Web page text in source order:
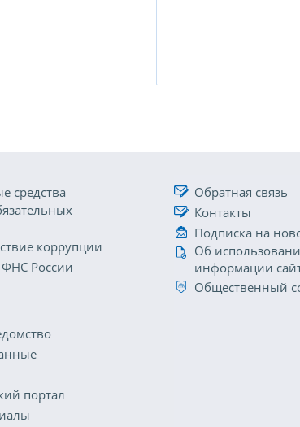
средства
коррупции
ФНС России
Обратная связь
Контакты
Подписка на
Об
информации
Общественный
портал